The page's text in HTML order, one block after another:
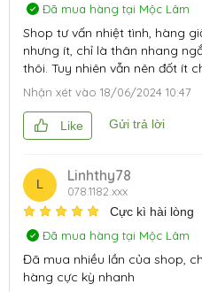
Đã mua hàng tại Mộc Lâm
Shop tư vấn nhiệt tình, hàng
nhưng ít, chỉ là thân nhang
thôi. Tuy nhiên vẫn nên đốt ít
Nhận xét vào 18/06/2024 10:47
Like Gửi trả lời
L
Linhthy78
078.1182.xxx
Cực kì hài lòng
Đã mua hàng tại Mộc Lâm
Đã mua nhiều lần của shop,
hàng cực kỳ nhanh